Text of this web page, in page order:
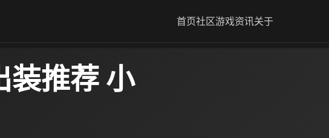
首页社区游戏资讯关于
装推荐 小